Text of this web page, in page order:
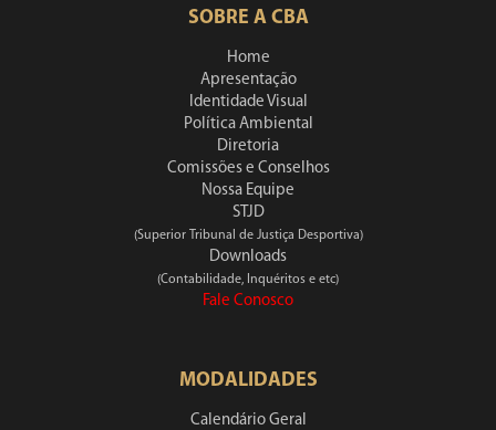
SOBRE A CBA
Home
Apresentação
Identidade Visual
Política Ambiental
Diretoria
Comissões e Conselhos
Nossa Equipe
STJD
(Superior Tribunal de Justiça Desportiva)
Downloads
(Contabilidade, Inquéritos e etc)
Fale Conosco
MODALIDADES
Calendário Geral